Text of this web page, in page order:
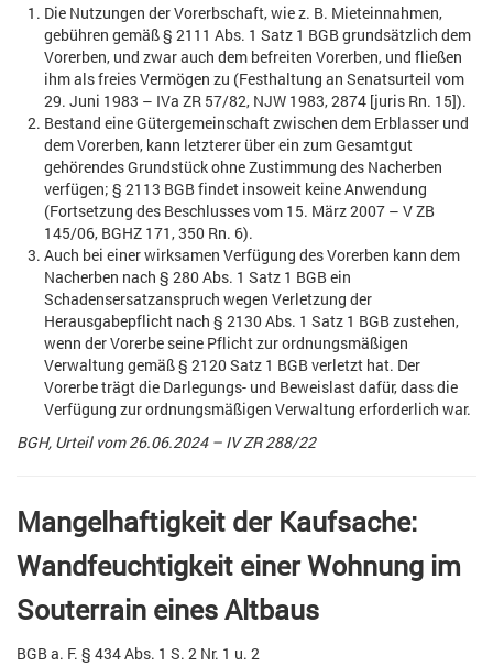
Die Nutzungen der Vorerbschaft, wie z. B. Mieteinnahmen,
gebühren gemäß § 2111 Abs. 1 Satz 1 BGB grundsätzlich dem
Vorerben, und zwar auch dem befreiten Vorerben, und fließen
ihm als freies Vermögen zu (Festhaltung an Senatsurteil vom
29. Juni 1983 – IVa ZR 57/82, NJW 1983, 2874 [juris Rn. 15]).
Bestand eine Gütergemeinschaft zwischen dem Erblasser und
dem Vorerben, kann letzterer über ein zum Gesamtgut
gehörendes Grundstück ohne Zustimmung des Nacherben
verfügen; § 2113 BGB findet insoweit keine Anwendung
(Fortsetzung des Beschlusses vom 15. März 2007 – V ZB
145/06, BGHZ 171, 350 Rn. 6).
Auch bei einer wirksamen Verfügung des Vorerben kann dem
Nacherben nach § 280 Abs. 1 Satz 1 BGB ein
Schadensersatzanspruch wegen Verletzung der
Herausgabepflicht nach § 2130 Abs. 1 Satz 1 BGB zustehen,
wenn der Vorerbe seine Pflicht zur ordnungsmäßigen
Verwaltung gemäß § 2120 Satz 1 BGB verletzt hat. Der
Vorerbe trägt die Darlegungs- und Beweislast dafür, dass die
Verfügung zur ordnungsmäßigen Verwaltung erforderlich war.
BGH, Urteil vom 26.06.2024 – IV ZR 288/22
Mangelhaftigkeit der Kaufsache:
Wandfeuchtigkeit einer Wohnung im
Souterrain eines Altbaus
BGB a. F. § 434 Abs. 1 S. 2 Nr. 1 u. 2